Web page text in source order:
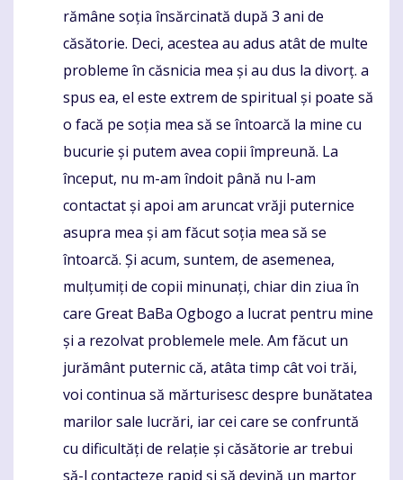
rămâne soția însărcinată după 3 ani de
căsătorie. Deci, acestea au adus atât de multe
probleme în căsnicia mea și au dus la divorț. a
spus ea, el este extrem de spiritual și poate să
o facă pe soția mea să se întoarcă la mine cu
bucurie și putem avea copii împreună. La
început, nu m-am îndoit până nu l-am
contactat și apoi am aruncat vrăji puternice
asupra mea și am făcut soția mea să se
întoarcă. Și acum, suntem, de asemenea,
mulțumiți de copii minunați, chiar din ziua în
care Great BaBa Ogbogo a lucrat pentru mine
și a rezolvat problemele mele. Am făcut un
jurământ puternic că, atâta timp cât voi trăi,
voi continua să mărturisesc despre bunătatea
marilor sale lucrări, iar cei care se confruntă
cu dificultăți de relație și căsătorie ar trebui
să-l contacteze rapid și să devină un martor